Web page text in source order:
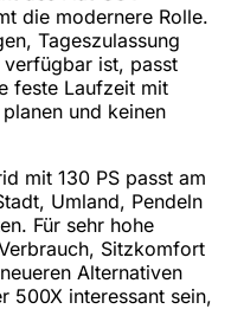
die modernere Rolle.
Tageszulassung
ist, passt
feste Laufzeit mit
und keinen
mit 130 PS passt am
Umland, Pendeln
Für sehr hohe
Sitzkomfort
Alternativen
500X interessant sein,